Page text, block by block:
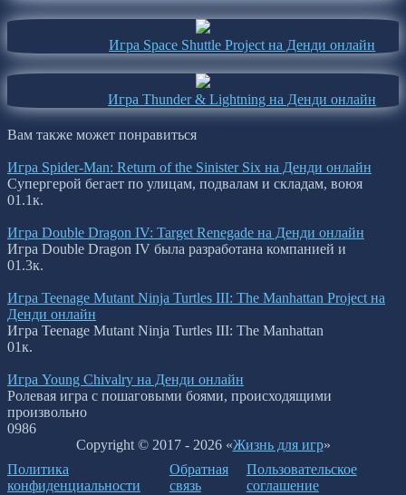
Игра Space Shuttle Project на Денди онлайн
Игра Thunder & Lightning на Денди онлайн
Вам также может понравиться
Игра Spider-Man: Return of the Sinister Six на Денди онлайн
Супергерой бегает по улицам, подвалам и складам, воюя
01.1к.
Игра Double Dragon IV: Target Renegade на Денди онлайн
Игра Double Dragon IV была разработана компанией и
01.3к.
Игра Teenage Mutant Ninja Turtles III: The Manhattan Project на
Денди онлайн
Игра Teenage Mutant Ninja Turtles III: The Manhattan
01к.
Игра Young Chivalry на Денди онлайн
Ролевая игра с пошаговыми боями, происходящими
произвольно
0986
Copyright © 2017 - 2026 «Жизнь для игр»
Политика
конфиденциальности
Обратная
связь
Пользовательское
соглашение